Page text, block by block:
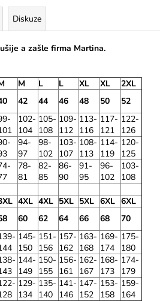
Diskuze
a zašle firma Martina.
M L L XL XL
2XL
42 44 46 48 50
52
102-
104
105-
108
109-
112
113-
116
117-
121
122-
126
94-
97
98-
102
103-
107
108-
113
114-
119
120-
125
78-
81
82-
85
86-
90
91-
95
96-
102
103-
108
4XL 4XL 5XL 5XL 6XL 6XL
60 62 64 66 68
70
145-
150
151-
156
157-
162
163-
168
169-
174
175-
180
144-
149
150-
155
156-
161
162-
167
168-
173
174-
179
129-
134
135-
140
141-
146
147-
152
153-
158
159-
164